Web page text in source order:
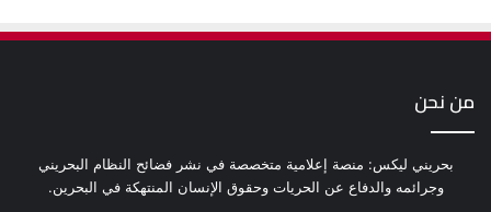
من نحن
بحريني ليكس: منصة إعلامية متخصصة في نشر فضائح النظام البحريني
وجرائمه والدفاع عن الحريات وحقوق الإنسان المنتهكة في البحرين.